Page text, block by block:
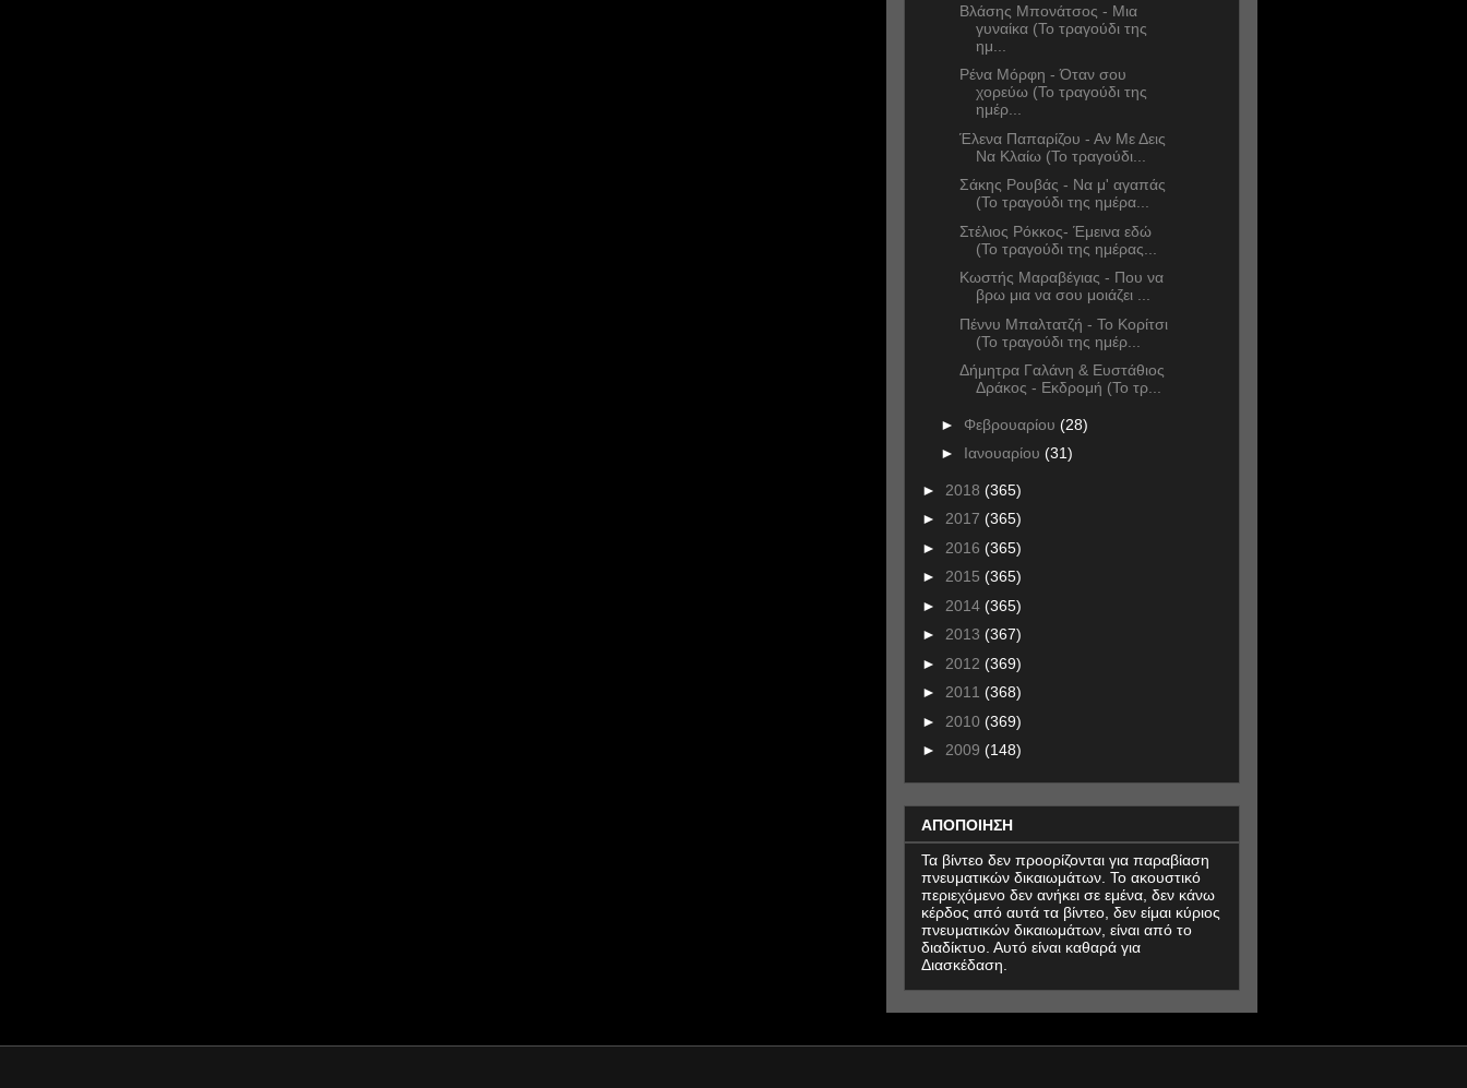
Βλάσης Μπονάτσος - Μια
γυναίκα (Το τραγούδι της
ημ...
Ρένα Μόρφη - Όταν σου
χορεύω (Το τραγούδι της
ημέρ...
Έλενα Παπαρίζου - Αν Με Δεις
Να Κλαίω (Το τραγούδι...
Σάκης Ρουβάς - Να μ' αγαπάς
(Το τραγούδι της ημέρα...
Στέλιος Ρόκκος- Έμεινα εδώ
(Το τραγούδι της ημέρας...
Κωστής Μαραβέγιας - Που να
βρω μια να σου μοιάζει ...
Πέννυ Μπαλτατζή - Το Κορίτσι
(Το τραγούδι της ημέρ...
Δήμητρα Γαλάνη & Ευστάθιος
Δράκος - Εκδρομή (Το τρ...
► Φεβρουαρίου (28)
► Ιανουαρίου (31)
► 2018 (365)
► 2017 (365)
► 2016 (365)
► 2015 (365)
► 2014 (365)
► 2013 (367)
► 2012 (369)
► 2011 (368)
► 2010 (369)
► 2009 (148)
ΑΠΟΠΟΙΗΣΗ
Τα βίντεο δεν προορίζονται για παραβίαση
πνευματικών δικαιωμάτων. Το ακουστικό
περιεχόμενο δεν ανήκει σε εμένα, δεν κάνω
κέρδος από αυτά τα βίντεο, δεν είμαι κύριος
πνευματικών δικαιωμάτων, είναι από το
διαδίκτυο. Αυτό είναι καθαρά για
Διασκέδαση.